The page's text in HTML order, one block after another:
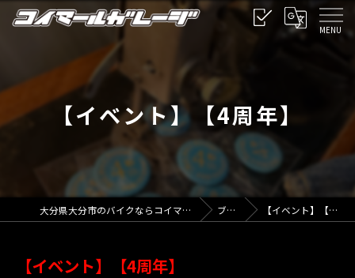
【イベント】【4周年】
大分県大分市のバイクならコイマールガレージ ブログ 【イベント】【4周年】
【イベント】【4周年】